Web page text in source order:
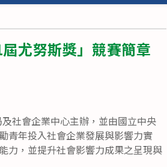
尤努斯獎」競賽簡章
社會企業中心主辦，並由國立中央
青年投入社會企業發展與影響力實
力，並提升社會影響力成果之呈現與